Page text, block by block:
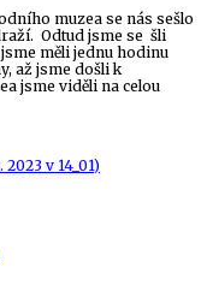
muzea se nás sešlo
Odtud jsme se šli
měli jednu hodinu
až jsme došli k
jsme viděli na celou